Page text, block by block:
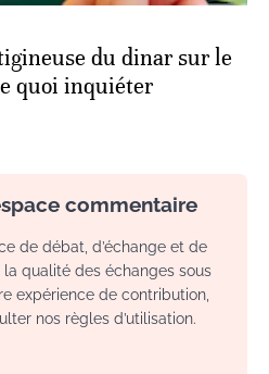
du dinar sur le
quoi inquiéter
commentaire
de débat, d’échange et de
qualité des échanges sous
expérience de contribution,
nos règles d’utilisation.